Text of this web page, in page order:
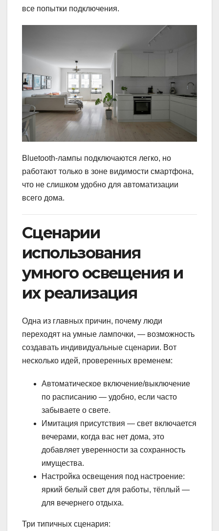
все попытки подключения.
Bluetooth-лампы подключаются легко, но
работают только в зоне видимости смартфона,
что не слишком удобно для автоматизации
всего дома.
Сценарии
использования
умного освещения и
их реализация
Одна из главных причин, почему люди
переходят на умные лампочки, — возможность
создавать индивидуальные сценарии. Вот
несколько идей, проверенных временем:
Автоматическое включение/выключение
по расписанию — удобно, если часто
забываете о свете.
Имитация присутствия — свет включается
вечерами, когда вас нет дома, это
добавляет уверенности за сохранность
имущества.
Настройка освещения под настроение:
яркий белый свет для работы, тёплый —
для вечернего отдыха.
Три типичных сценария: